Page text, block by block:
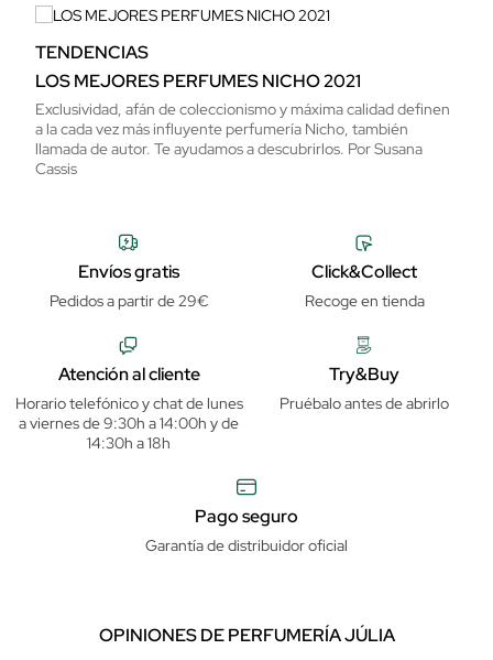
TENDENCIAS
LOS MEJORES PERFUMES NICHO 2021
Exclusividad, afán de coleccionismo y máxima calidad definen
a la cada vez más influyente perfumería Nicho, también
llamada de autor. Te ayudamos a descubrirlos. Por Susana
Cassis
Envíos gratis
Pedidos a partir de 29€
Click&Collect
Recoge en tienda
Atención al cliente
Horario telefónico y chat de lunes
a viernes de 9:30h a 14:00h y de
14:30h a 18h
Try&Buy
Pruébalo antes de abrirlo
Pago seguro
Garantía de distribuidor oficial
OPINIONES DE PERFUMERÍA JÚLIA